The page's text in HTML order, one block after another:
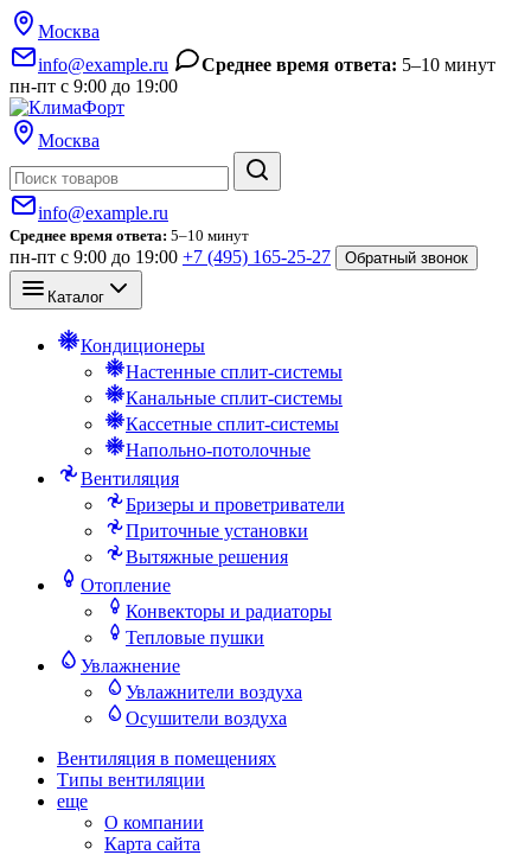
Москва
info@example.ru
Среднее время ответа: 5–10 минут
пн-пт с 9:00 до 19:00
Москва
info@example.ru
Среднее время ответа: 5–10 минут
пн-пт с 9:00 до 19:00 +7 (495) 165-25-27 Обратный звонок
Каталог
Кондиционеры
Настенные сплит-системы
Канальные сплит-системы
Кассетные сплит-системы
Напольно-потолочные
Вентиляция
Бризеры и проветриватели
Приточные установки
Вытяжные решения
Отопление
Конвекторы и радиаторы
Тепловые пушки
Увлажнение
Увлажнители воздуха
Осушители воздуха
Вентиляция в помещениях
Типы вентиляции
еще
О компании
Карта сайта